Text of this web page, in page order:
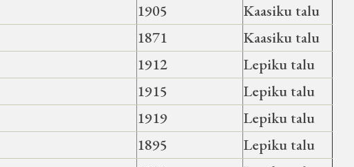
1905
Kaasiku talu
1871
Kaasiku talu
1912
Lepiku talu
1915
Lepiku talu
1919
Lepiku talu
1895
Lepiku talu